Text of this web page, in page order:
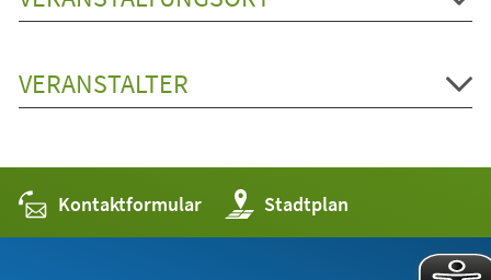
VERANSTALTER
Kontaktformular Stadtplan
(Öffnet
in
einem